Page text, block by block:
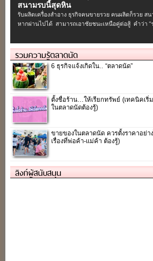
สนามรบนี้สุดหิน
รับผลิตเครื่องสําอาง ธุรกิจคนขายรวย คนผลิตก็รวย ส
หากผ่านไปได้ สามารถเอาชัยชนะเหนือคู่ต่อสู้ คำว่า “
รวมความรู้ตลาดนัด
6 ธุรกิจแจ้งเกิดใน.. “ตลาดนัด”
ตั้งชื่อร้าน…ให้เรียกทรัพย์ (เทคนิคเริ่
ในตลาดนัดต้องรู้)
ขายของในตลาดนัด ควรตั้งราคาอย่า
เรื่องที่พ่อค้า-แม่ค้า ต้องรู้)
ลิงก์ผู้สนับสนุน